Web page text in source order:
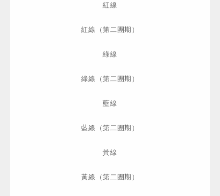
紅線
紅線（第二團期）
綠線
綠線（第二團期）
藍線
藍線（第二團期）
黃線
黃線（第二團期）